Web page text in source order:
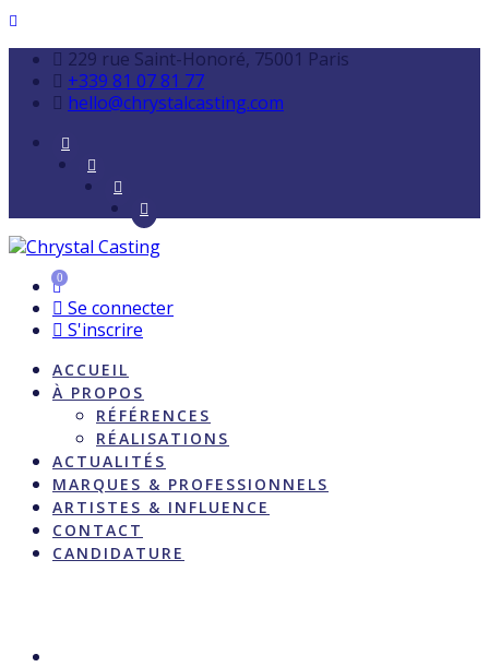
229 rue Saint-Honoré, 75001 Paris
+339 81 07 81 77
hello@chrystalcasting.com
0
Se connecter
S'inscrire
ACCUEIL
À PROPOS
RÉFÉRENCES
RÉALISATIONS
ACTUALITÉS
MARQUES & PROFESSIONNELS
ARTISTES & INFLUENCE
CONTACT
CANDIDATURE